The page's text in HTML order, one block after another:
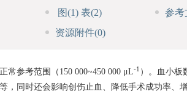
图(1) 表(2) 参考
资源附件(0)
常参考范围（150 000~450 000 μL-1 ）。血小板
，同时还会影响创伤止血、降低手术成功率、